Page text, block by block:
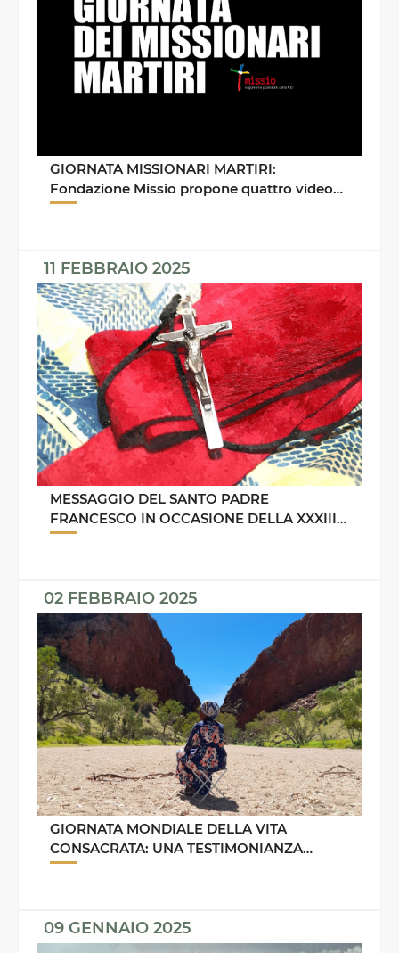
GIORNATA MISSIONARI MARTIRI:
Fondazione Missio propone quattro video
per l’occasione
11 FEBBRAIO 2025
MESSAGGIO DEL SANTO PADRE
FRANCESCO IN OCCASIONE DELLA XXXIII
GIORNATA MONDIALE DEL MALATO
02 FEBBRAIO 2025
GIORNATA MONDIALE DELLA VITA
CONSACRATA: UNA TESTIMONIANZA
DALL’AUSTRALIA
09 GENNAIO 2025